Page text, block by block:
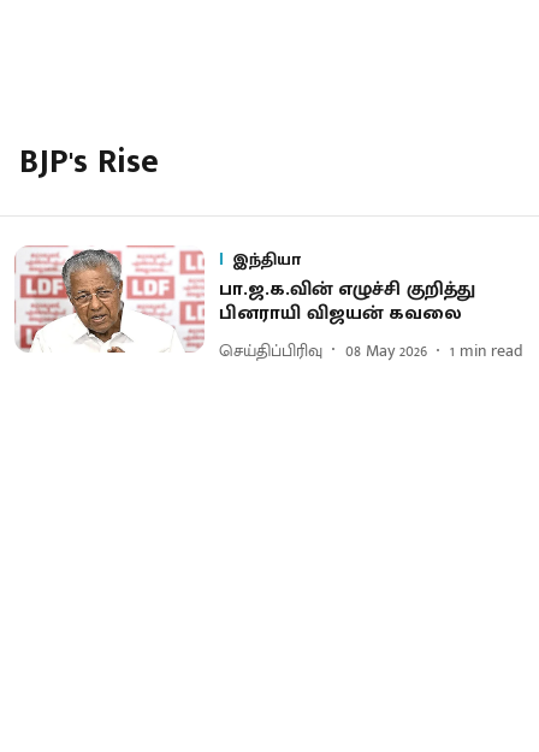
BJP's Rise
இந்தியா
பா.ஜ.க.வின் எழுச்சி குறித்து
பினராயி விஜயன் கவலை
செய்திப்பிரிவு 08 May 2026 1 min read